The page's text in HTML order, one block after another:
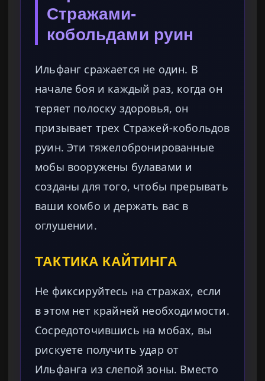
Стражами-
кобольдами руин
Ильфанг сражается не один. В
начале боя и каждый раз, когда он
теряет полоску здоровья, он
призывает трех Стражей-кобольдов
руин. Эти тяжелобронированные
мобы вооружены булавами и
созданы для того, чтобы прерывать
ваши комбо и держать вас в
оглушении.
ТАКТИКА КАЙТИНГА
Не фиксируйтесь на стражах, если
в этом нет крайней необходимости.
Сосредоточившись на мобах, вы
рискуете получить удар от
Ильфанга из слепой зоны. Вместо